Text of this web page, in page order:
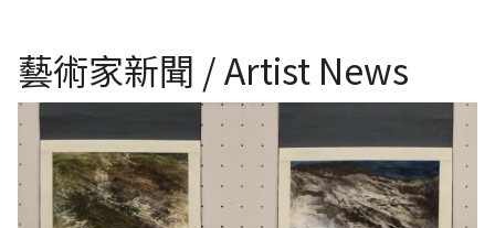
藝術家新聞 / Artist News